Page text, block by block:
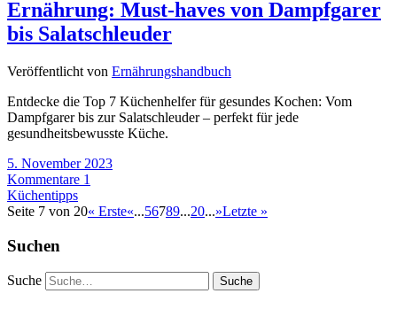
Ernährung: Must-haves von Dampfgarer
bis Salatschleuder
Veröffentlicht von Ernährungshandbuch
Entdecke die Top 7 Küchenhelfer für gesundes Kochen: Vom
Dampfgarer bis zur Salatschleuder – perfekt für jede
gesundheitsbewusste Küche.
5. November 2023
Kommentare 1
Küchentipps
Seite 7 von 20« Erste«...56789...20...»Letzte »
Suchen
Suche